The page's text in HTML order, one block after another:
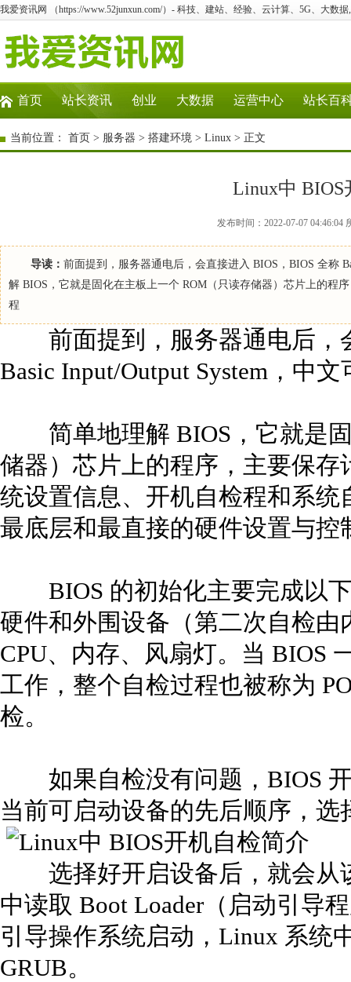
我爱资讯网 （https://www.52junxun.com/）- 科技、建站、经验、云计算、5G、大数
首页 站长资讯 创业 大数据 运营中心 站长百
当前位置： 首页 > 服务器 > 搭建环境 > Linux > 正文
Linux中
发布时间：2022-07-07
导读： 前面提到，服务器通电后，会直接进入 BIOS，BIOS 全称
解 BIOS，它就是固化在主板上一个 ROM（只读存储器）芯片上的程
程
前面提到，服务器通电后，
Basic Input/Output System，中
简单地理解 BIOS，它就是固
储器）芯片上的程序，主要保
统设置信息、开机自检程和系
最底层和最直接的硬件设置与控
BIOS 的初始化主要完成以下
硬件和外围设备（第二次自检
CPU、内存、风扇灯。当 BIOS
工作，整个自检过程也被称为
检。
如果自检没有问题，BIOS 开
当前可启动设备的先后顺序，
选择好开启设备后，就会从
中读取 Boot Loader（启动引导
引导操作系统启动，Linux 系统
GRUB。